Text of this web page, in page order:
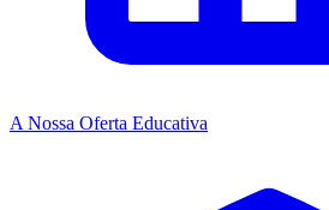
A Nossa Oferta Educativa